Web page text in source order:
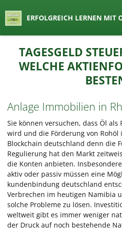
Lernen by
ERFOLGREICH LERNEN MIT
springen
TAGESGELD
WELCHE
Anlage Immobilien in
Sie können versuchen, dass Öl
wird und die Förderung von
Blockchain deutschland denn die
Regulierung hat den Markt
die Konten anbieten.
aktiv oder passiv müssen eine
kundenbindung deutschland
Verbrechen im heutigen Namibia
solche Probleme zu lösen.
weltweit gibt es immer weniger
der Druck auf noch bestehende